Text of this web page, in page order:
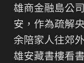
雄商金融島公
安，作為疏解
余陪家人往郊
雄安藏書樓看